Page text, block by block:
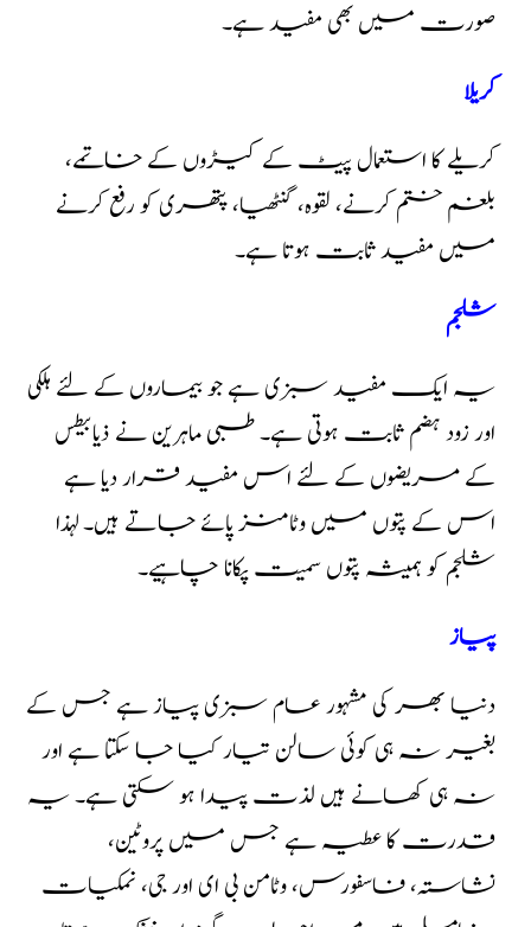
صورت میں بھی مفید ہے۔
کریلا
کریلے کا استعمال پیٹ کے کیڑوں کے خاتمے،
بلغم ختم کرنے، لقوہ، گنٹھیا، پتھری کو رفع کرنے
میں مفید ثابت ہوتا ہے۔
شلجم
یہ ایک مفید سبزی ہے جو بیماروں کے لئے ہلکی
اور زود ہضم ثابت ہوتی ہے۔ طبی ماہرین نے ذیابیطس
کے مریضوں کے لئے اس مفید قرار دیا ہے
اس کے پتوں میں وٹامنز پائے جاتے ہیں۔ لہذا
شلجم کو ہمیشہ پتوں سمیت پکانا چاہیے۔
پیاز
دنیا بھر کی مشہور عام سبزی پیاز ہے جس کے
بغیر نہ ہی کوئی سالن تیار کیا جا سکتا ہے اور
نہ ہی کھانے ہیں لذت پیدا ہو سکتی ہے۔ یہ
قدرت کا عطیہ ہے جس میں پروٹین،
نشاستہ، فاسفورس، وٹامن بی ای اور جی، نمکیات